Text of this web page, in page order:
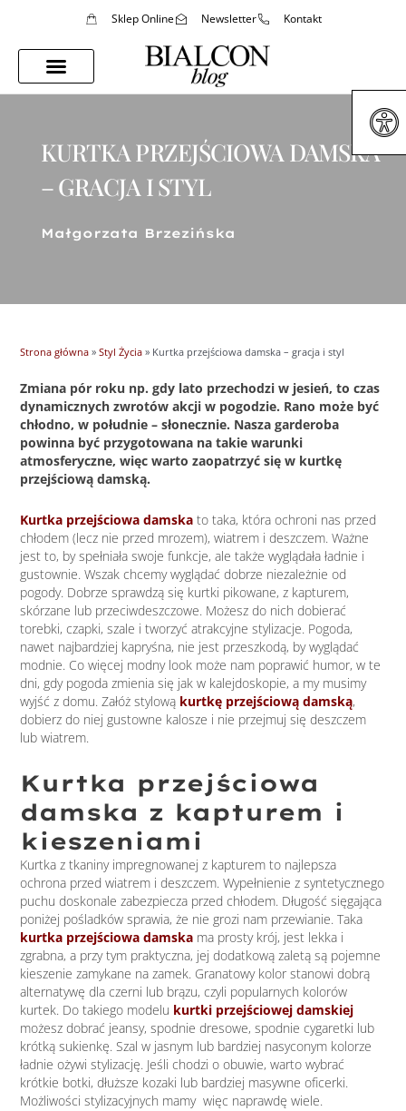
Sklep Online Newsletter Kontakt
KURTKA PRZEJŚCIOWA DAMSKA
– GRACJA I STYL
Małgorzata Brzezińska
Strona główna »Styl Życia » Kurtka przejściowa damska – gracja i styl
Zmiana pór roku np. gdy lato przechodzi w jesień, to czas
dynamicznych zwrotów akcji w pogodzie. Rano może być
chłodno, w południe – słonecznie. Nasza garderoba
powinna być przygotowana na takie warunki
atmosferyczne, więc warto zaopatrzyć się w kurtkę
przejściową damską.
Kurtka przejściowa damska to taka, która ochroni nas przed
chłodem (lecz nie przed mrozem), wiatrem i deszczem. Ważne
jest to, by spełniała swoje funkcje, ale także wyglądała ładnie i
gustownie. Wszak chcemy wyglądać dobrze niezależnie od
pogody. Dobrze sprawdzą się kurtki pikowane, z kapturem,
skórzane lub przeciwdeszczowe. Możesz do nich dobierać
torebki, czapki, szale i tworzyć atrakcyjne stylizacje. Pogoda,
nawet najbardziej kapryśna, nie jest przeszkodą, by wyglądać
modnie. Co więcej modny look może nam poprawić humor, w te
dni, gdy pogoda zmienia się jak w kalejdoskopie, a my musimy
wyjść z domu. Załóż stylową kurtkę przejściową damską,
dobierz do niej gustowne kalosze i nie przejmuj się deszczem
lub wiatrem.
Kurtka przejściowa
damska z kapturem i
kieszeniami
Kurtka z tkaniny impregnowanej z kapturem to najlepsza
ochrona przed wiatrem i deszczem. Wypełnienie z syntetycznego
puchu doskonale zabezpiecza przed chłodem. Długość sięgająca
poniżej pośladków sprawia, że nie grozi nam przewianie. Taka
kurtka przejściowa damska ma prosty krój, jest lekka i
zgrabna, a przy tym praktyczna, jej dodatkową zaletą są pojemne
kieszenie zamykane na zamek. Granatowy kolor stanowi dobrą
alternatywę dla czerni lub brązu, czyli popularnych kolorów
kurtek. Do takiego modelu kurtki przejściowej damskiej
możesz dobrać jeansy, spodnie dresowe, spodnie cygaretki lub
krótką sukienkę. Szal w jasnym lub bardziej nasyconym kolorze
ładnie ożywi stylizację. Jeśli chodzi o obuwie, warto wybrać
krótkie botki, dłuższe kozaki lub bardziej masywne oficerki.
Możliwości stylizacyjnych mamy więc naprawdę wiele.